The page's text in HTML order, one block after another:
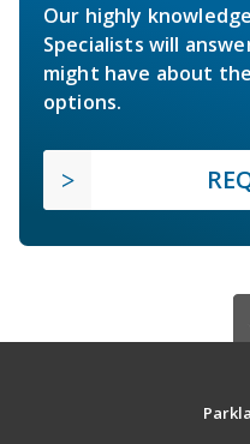
Our highly
Specialists will
might have about
options.